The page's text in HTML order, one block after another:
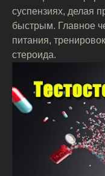
суспензиях, делая
быстрым. Главное
питания,
стероида.